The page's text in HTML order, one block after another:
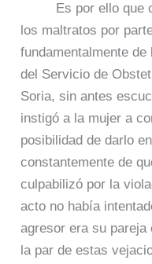
Es por ello que
los maltratos por
fundamentalmente
del Servicio de
Soria, sin antes
instigó a la mujer a
posibilidad de darlo
constantemente de
culpabilizó por la
acto no había
agresor era su pareja
la par de estas